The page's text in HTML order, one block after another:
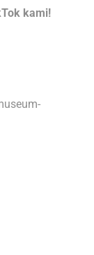
kami!